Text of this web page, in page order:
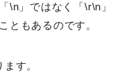
\n」ではなく「\r\n」
ともあるのです。
す。